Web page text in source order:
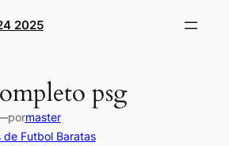
2025
psg
pormaster
de Futbol Baratas